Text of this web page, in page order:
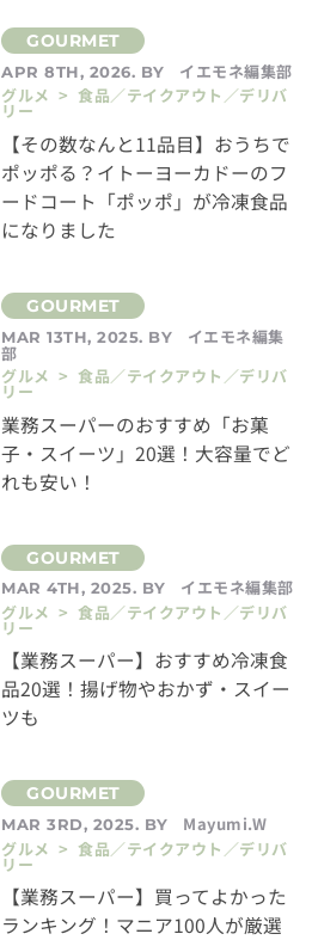
APR 8TH, 2026. BY
イエモネ編集部
グルメ > 食品／テイクアウト／デリバ
リー
【その数なんと11品目】おうちで
ポッポる？イトーヨーカドーのフ
ードコート「ポッポ」が冷凍食品
になりました
MAR 13TH, 2025. BY イエモネ編集
部
グルメ > 食品／テイクアウト／デリバ
リー
業務スーパーのおすすめ「お菓
子・スイーツ」20選！大容量でど
れも安い！
MAR 4TH, 2025. BY
イエモネ編集部
グルメ > 食品／テイクアウト／デリバ
リー
【業務スーパー】おすすめ冷凍食
品20選！揚げ物やおかず・スイー
ツも
MAR 3RD, 2025. BY
Mayumi.W
グルメ > 食品／テイクアウト／デリバ
リー
【業務スーパー】買ってよかった
ランキング！マニア100人が厳選